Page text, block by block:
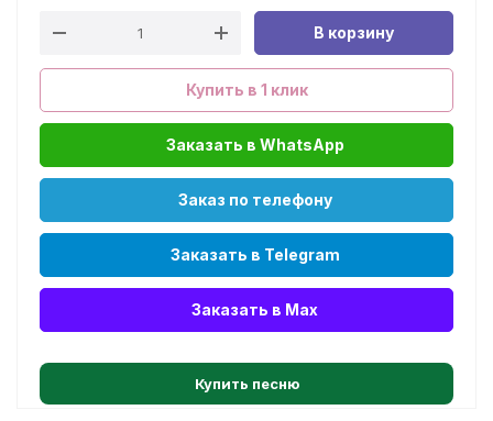
В корзину
Купить в 1 клик
Заказать в WhatsApp
Заказ по телефону
Заказать в Telegram
Заказать в Max
Купить песню